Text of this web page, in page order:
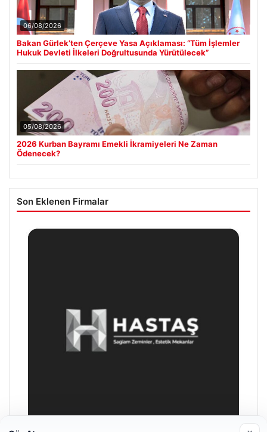
06/08/2026
Bakan Gürlek’ten Çerçeve Yasa Açıklaması: “Tüm İşlemler
Hukuk Devleti İlkeleri Doğrultusunda Yürütülecek”
05/08/2026
2026 Kurban Bayramı Emekli İkramiyeleri Ne Zaman
Ödenecek?
Son Eklenen Firmalar